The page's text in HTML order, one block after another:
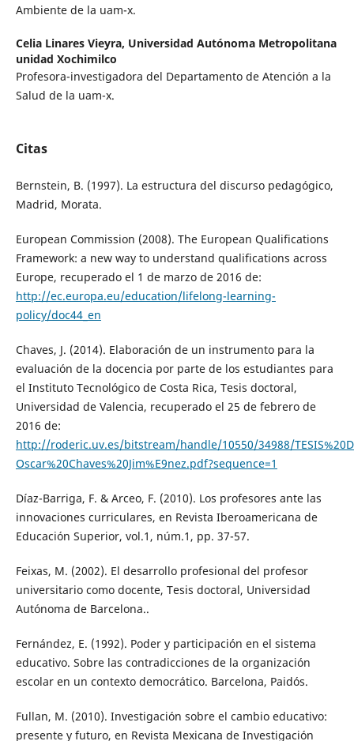
Ambiente de la uam-x.
Celia Linares Vieyra, Universidad Autónoma Metropolitana
unidad Xochimilco
Profesora-investigadora del Departamento de Atención a la
Salud de la uam-x.
Citas
Bernstein, B. (1997). La estructura del discurso pedagógico,
Madrid, Morata.
European Commission (2008). The European Qualifications
Framework: a new way to understand qualifications across
Europe, recuperado el 1 de marzo de 2016 de:
http://ec.europa.eu/education/lifelong-learning-
policy/doc44_en
Chaves, J. (2014). Elaboración de un instrumento para la
evaluación de la docencia por parte de los estudiantes para
el Instituto Tecnológico de Costa Rica, Tesis doctoral,
Universidad de Valencia, recuperado el 25 de febrero de
2016 de:
http://roderic.uv.es/bitstream/handle/10550/34988/
Oscar%20Chaves%20Jim%E9nez.pdf?sequence=1
Díaz-Barriga, F. & Arceo, F. (2010). Los profesores ante las
innovaciones curriculares, en Revista Iberoamericana de
Educación Superior, vol.1, núm.1, pp. 37-57.
Feixas, M. (2002). El desarrollo profesional del profesor
universitario como docente, Tesis doctoral, Universidad
Autónoma de Barcelona..
Fernández, E. (1992). Poder y participación en el sistema
educativo. Sobre las contradicciones de la organización
escolar en un contexto democrático. Barcelona, Paidós.
Fullan, M. (2010). Investigación sobre el cambio educativo:
presente y futuro, en Revista Mexicana de Investigación